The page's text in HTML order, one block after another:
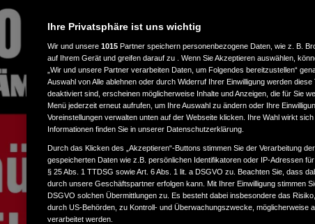
Ihre Privatsphäre ist uns wichtig
Wir und unsere 1015 Partner speichern personenbezogene Daten, wie z. B.
auf Ihrem Gerät und greifen darauf zu . Wenn Sie Akzeptieren auswählen,
„Wir und unsere Partner verarbeiten Daten, um Folgendes bereitzustellen“
Auswahl von Alle ablehnen oder durch Widerruf Ihrer Einwilligung werden
deaktiviert sind, erscheinen möglicherweise Inhalte und Anzeigen, die für Sie
Menü jederzeit erneut aufrufen, um Ihre Auswahl zu ändern oder Ihre
Voreinstellungen verwalten unten auf der Webseite klicken. Ihre Wahl wirkt
Informationen finden Sie in unserer Datenschutzerklärung.
Durch das Klicken des „Akzeptieren“-Buttons stimmen Sie der Verarbeitung
gespeicherten Daten wie z.B. persönlichen Identifikatoren oder IP-Adressen
§ 25 Abs. 1 TTDSG sowie Art. 6 Abs. 1 lit. a DSGVO zu. Beachten Sie, dass
durch unsere Geschäftspartner erfolgen kann. Mit Ihrer Einwilligung stimmen
DSGVO solchen Übermittlungen zu. Es besteht dabei insbesondere das
durch US-Behörden, zu Kontroll- und Überwachungszwecke, möglicherweise
verarbeitet werden.